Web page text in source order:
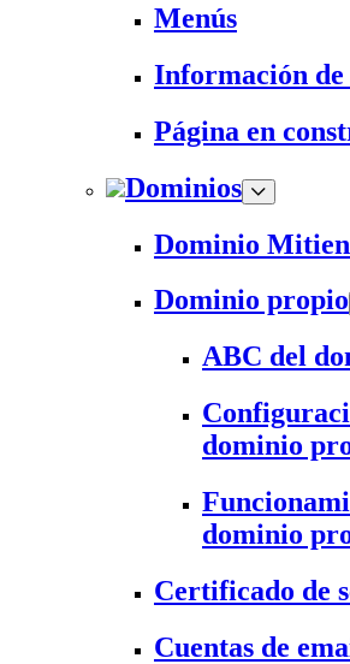
Menús
Información de
Página en
Dominios
Dominio
Dominio propio
ABC del
dominio
dominio
Certificado de
Cuentas de